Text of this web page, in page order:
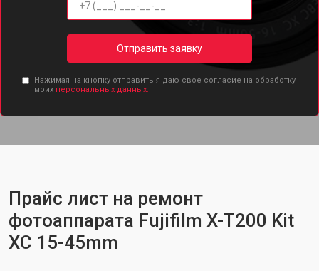
Отправить заявку
Нажимая на кнопку отправить я даю свое согласие на обработку
моих персональных данных.
Прайс лист на ремонт
фотоаппарата Fujifilm X-T200 Kit
XC 15-45mm